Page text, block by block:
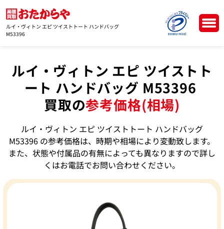
ルイ・ヴィトン エピ ツイストトート ハンドバッグ
M53396
ルイ・ヴィトン エピ ツイストト
ート ハンドバッグ M53396
買取の参考価格(相場)
ルイ・ヴィトン エピ ツイストトート ハンドバッグ
M53396 の参考価格は、時期や相場により変動致します。
また、状態や付属品の有無によっても異なりますので詳し
くはお電話でお問い合わせください。